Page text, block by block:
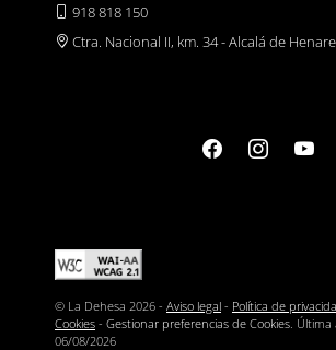
918 818 150
Ctra. Nacional II, km. 34 - Alcalá de
© La Dehesa 2026 - Aviso legal - Política de
Cookies - Gestionar preferencias de Cookies .
06/08/2026